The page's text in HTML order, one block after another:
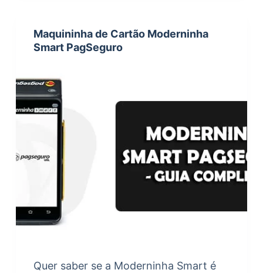
Maquininha de Cartão Moderninha
Smart PagSeguro
Quer saber se a Moderninha Smart é